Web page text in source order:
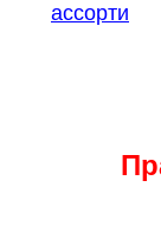
ассорти